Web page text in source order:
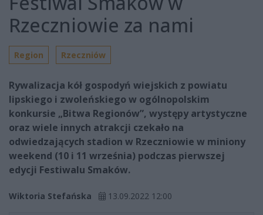
Rzeczniowie za nami
Region Rzeczniów
Rywalizacja kół gospodyń wiejskich z powiatu
lipskiego i zwoleńskiego w ogólnopolskim
konkursie „Bitwa Regionów”, występy artystyczne
oraz wiele innych atrakcji czekało na
odwiedzających stadion w Rzeczniowie w miniony
weekend (10 i 11 września) podczas pierwszej
edycji Festiwalu Smaków.
Wiktoria Stefańska 13.09.2022 12:00